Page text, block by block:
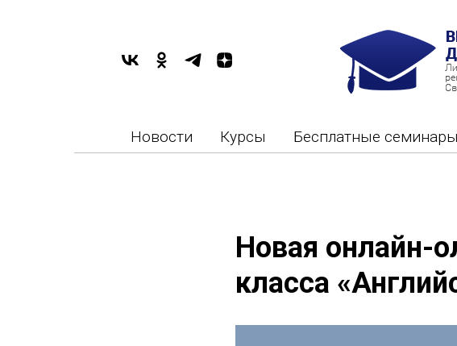
Новости Курсы Бесплатные семинары
Новая онлайн-
класса